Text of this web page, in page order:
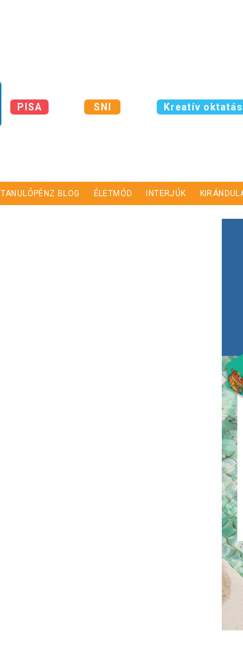
PISA SNI Kreatív oktatás
TANULÓPÉNZ BLOG ÉLETMÓD INTERJÚK